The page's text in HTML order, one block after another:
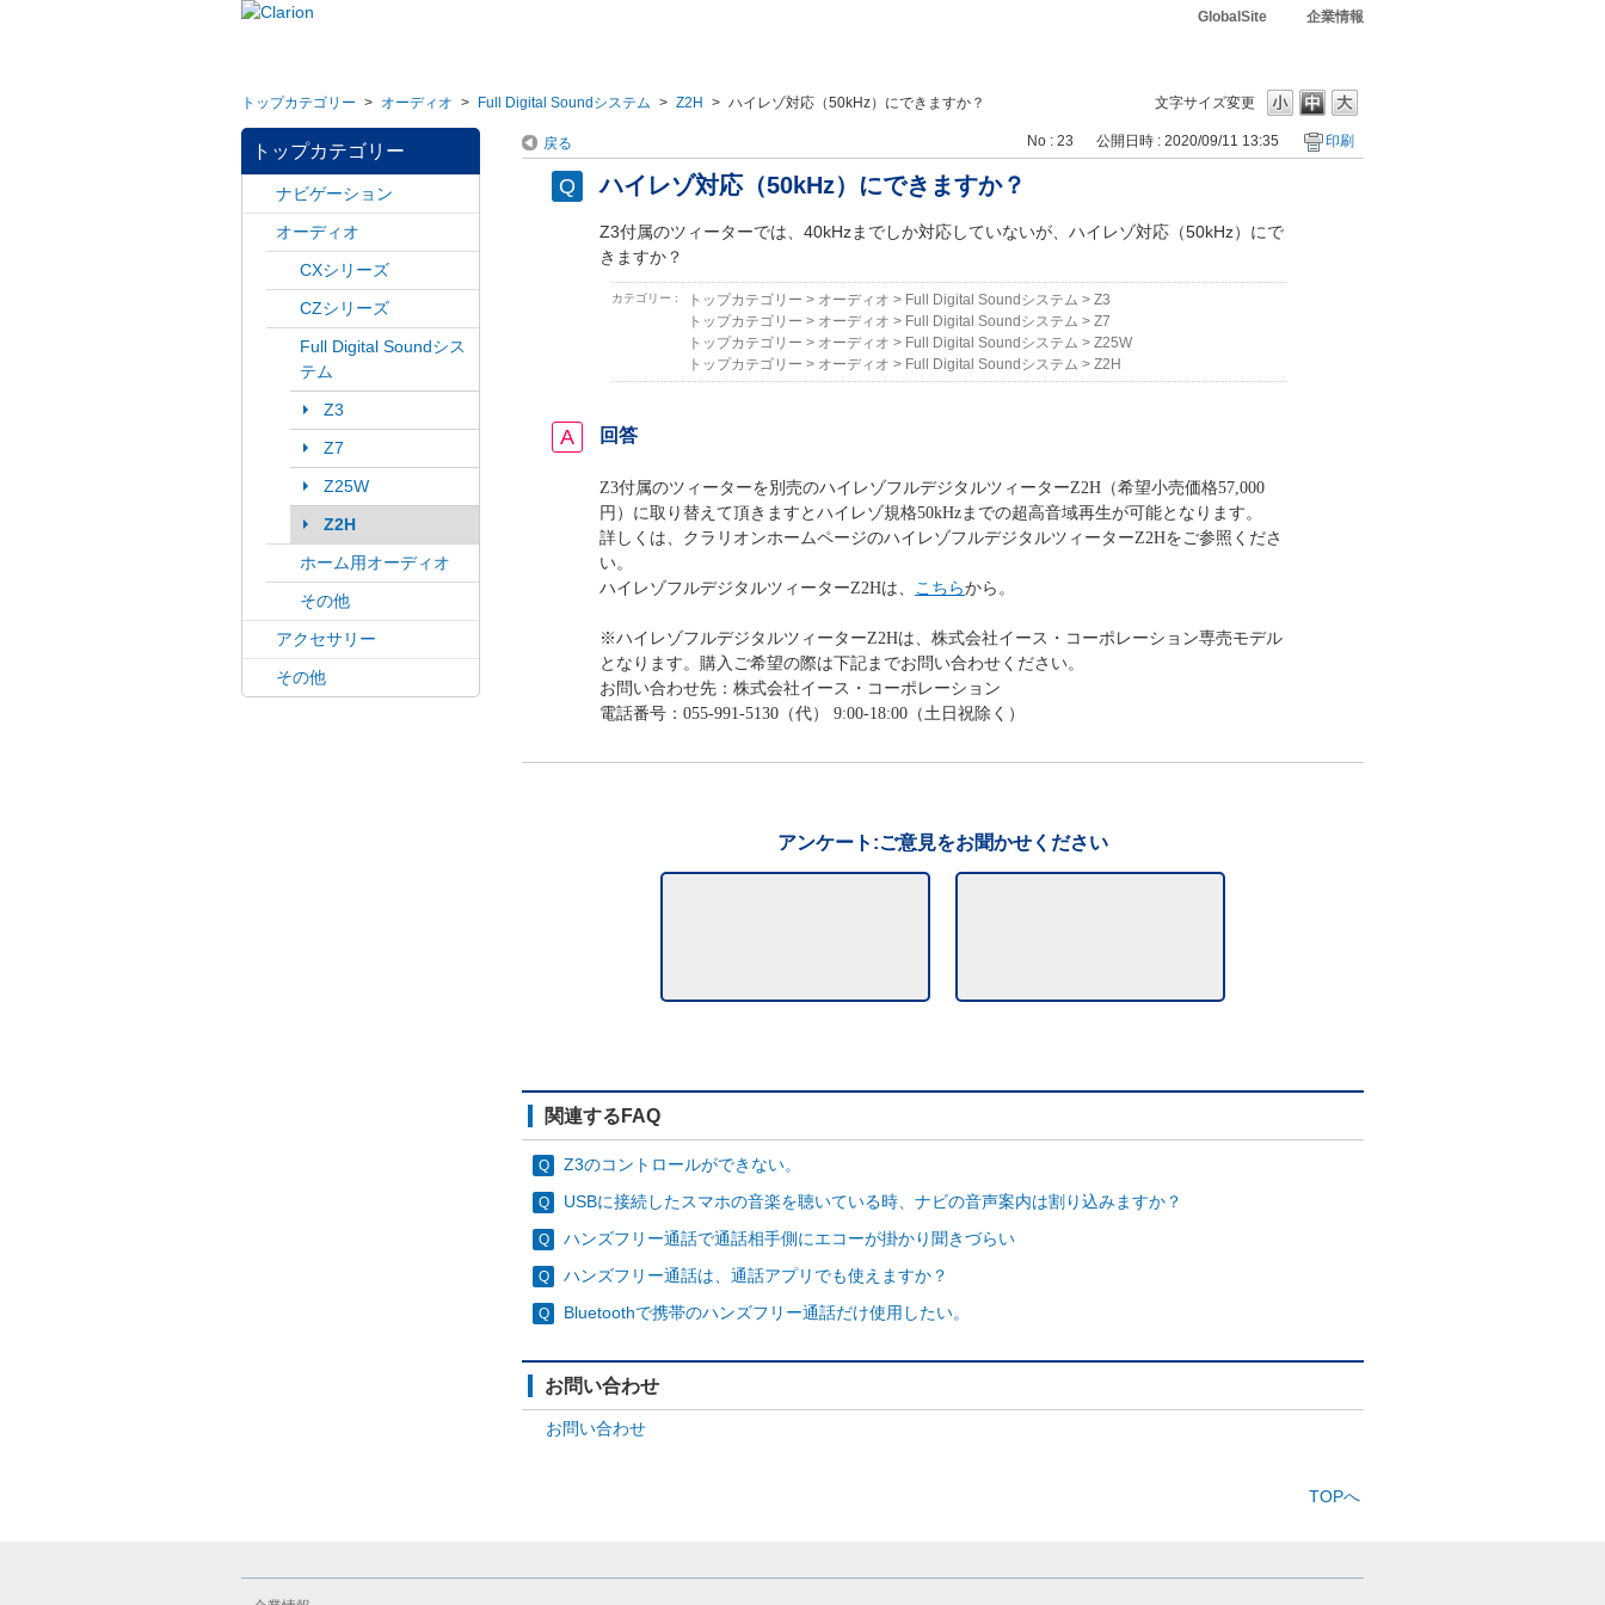
GlobalSite 企業情報
文字サイズ変更
トップカテゴリー > オーディオ > Full Digital Soundシステム > Z2H > ハイレゾ対応（50kHz）にできますか？
トップカテゴリー
ナビゲーション
オーディオ
CXシリーズ
CZシリーズ
Full Digital Soundシス
テム
Z3
Z7
Z25W
Z2H
ホーム用オーディオ
その他
アクセサリー
その他
戻る No : 23 公開日時 : 2020/09/11 13:35 印刷
ハイレゾ対応（50kHz）にできますか？
Z3付属のツィーターでは、40kHzまでしか対応していないが、ハイレゾ対応（50kHz）にで
きますか？
カテゴリー : トップカテゴリー > オーディオ > Full Digital Soundシステム > Z3
トップカテゴリー > オーディオ > Full Digital Soundシステム > Z7
トップカテゴリー > オーディオ > Full Digital Soundシステム > Z25W
トップカテゴリー > オーディオ > Full Digital Soundシステム > Z2H
回答
Z3付属のツィーターを別売のハイレゾフルデジタルツィーターZ2H（希望小売価格57,000
円）に取り替えて頂きますとハイレゾ規格50kHzまでの超高音域再生が可能となります。
詳しくは、クラリオンホームページのハイレゾフルデジタルツィーターZ2Hをご参照くださ
い。
ハイレゾフルデジタルツィーターZ2Hは、 こちらから。
※ハイレゾフルデジタルツィーターZ2Hは、株式会社イース・コーポレーション専売モデル
となります。購入ご希望の際は下記までお問い合わせください。
お問い合わせ先：株式会社イース・コーポレーション
電話番号：055-991-5130（代） 9:00-18:00（土日祝除く）
アンケート:ご意見をお聞かせください
関連するFAQ
Z3のコントロールができない。
USBに接続したスマホの音楽を聴いている時、ナビの音声案内は割り込みますか？
ハンズフリー通話で通話相手側にエコーが掛かり聞きづらい
ハンズフリー通話は、通話アプリでも使えますか？
Bluetoothで携帯のハンズフリー通話だけ使用したい。
お問い合わせ
お問い合わせ
TOPへ